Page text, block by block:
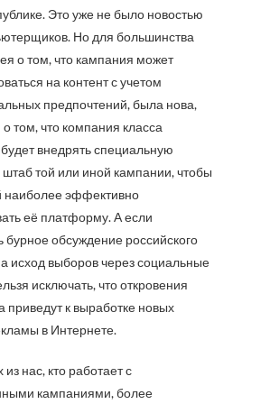
Это уже не было новостью
Но для большинства
о том, что кампания может
на контент с учетом
предпочтений, была нова,
о том, что компания класса
внедрять специальную
штаб той или иной кампании, чтобы
наиболее эффективно
её платформу. А если
бурное обсуждение российского
исход выборов через социальные
исключать, что откровения
приведут к выработке новых
в Интернете.
из нас, кто работает с
кампаниями, более